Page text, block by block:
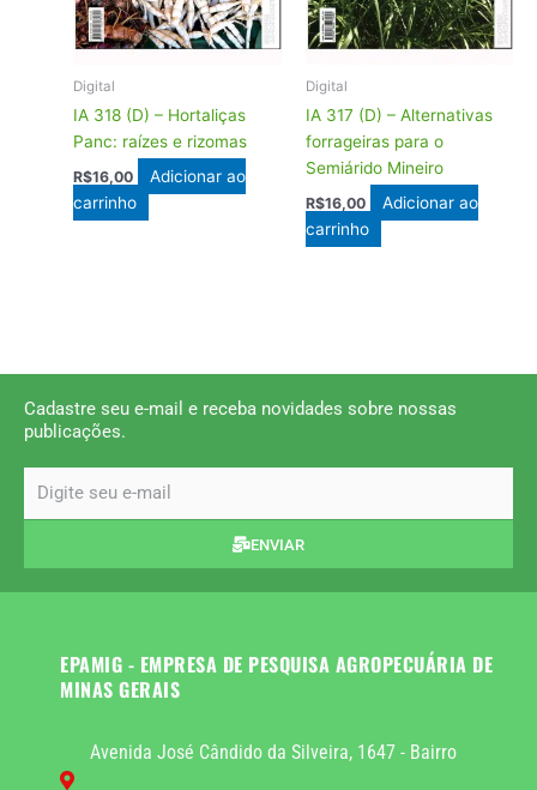
Digital
IA 318 (D) – Hortaliças
Panc: raízes e rizomas
R$16,00
Adicionar ao
carrinho
Digital
IA 317 (D) – Alternativas
forrageiras para o
Semiárido Mineiro
R$16,00
Adicionar ao
carrinho
Cadastre seu e-mail e receba novidades sobre nossas
publicações.
ENVIAR
EPAMIG - EMPRESA DE PESQUISA AGROPECUÁRIA DE
MINAS GERAIS
Avenida José Cândido da Silveira, 1647 - Bairro